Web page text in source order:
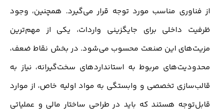
از فناوری مناسب مورد توجه قرار می‌گیرد. همچنین، وجود
ظرفیت داخلی برای جایگزینی واردات، یکی از مهم‌ترین
مزیت‌های این صنعت محسوب می‌شود. در بخش نقاط ضعف،
محدودیت‌های مربوط به استانداردهای سخت‌گیرانه، نیاز به
قالب‌سازی تخصصی و وابستگی به مواد اولیه خاص، از موارد
قابل‌توجه هستند که باید در طراحی ساختار مالی و عملیاتی